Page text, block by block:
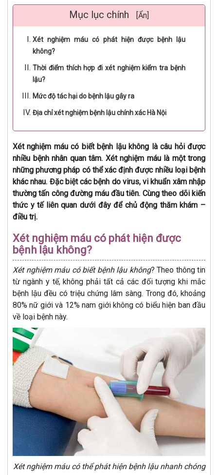
Mục lục chính [Ẩn]
Xét nghiệm máu có phát hiện được bệnh lậu
không?
Thời điểm thích hợp đi xét nghiệm kiểm tra bệnh
lậu?
Mức độ tác hại do bệnh lậu gây ra
Địa chỉ xét nghiệm bệnh lậu chính xác Hà Nội
Xét nghiệm máu có biết bệnh lậu không là câu hỏi được
nhiều bệnh nhân quan tâm. Xét nghiệm máu là một trong
những phương pháp có thể xác định được nhiều loại bệnh
khác nhau. Đặc biệt các bệnh do virus, vi khuẩn xâm nhập
thường tấn công đường máu đầu tiên. Cùng theo dõi kiến
thức y tế liên quan dưới đây để chủ động thăm khám –
điều trị.
Xét nghiệm máu có phát hiện được
bệnh lậu không?
Xét nghiệm máu có biết bệnh lậu không? Theo thông tin
từ ngành y tế, không phải tất cả các đối tượng khi mắc
bệnh lậu đều có triệu chứng lâm sàng. Trong đó, khoảng
80% nữ giới và 12% nam giới không có biểu hiện ban đầu
về loại bệnh này.
Xét nghiệm máu có thể phát hiện bệnh lậu nhanh chóng